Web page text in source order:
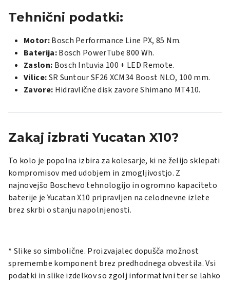
Tehnični podatki:
Motor:Bosch Performance Line PX, 85 Nm.
Baterija:Bosch PowerTube 800 Wh.
Zaslon: Bosch Intuvia 100 + LED Remote.
Vilice:SR Suntour SF26 XCM34 Boost NLO, 100 mm.
Zavore: Hidravlične disk zavore Shimano MT410.
Zakaj izbrati Yucatan X10?
To kolo je popolna izbira za kolesarje, ki ne želijo sklepati
kompromisov med udobjem in zmogljivostjo. Z
najnovejšo Boschevo tehnologijo in ogromno kapaciteto
baterije je Yucatan X10 pripravljen na celodnevne izlete
brez skrbi o stanju napolnjenosti.
* Slike so simbolične. Proizvajalec dopušča možnost
spremembe komponent brez predhodnega obvestila. Vsi
podatki in slike izdelkov so zgolj informativni ter se lahko